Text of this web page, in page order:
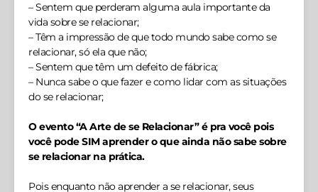
– Sentem que perderam alguma aula importante da
vida sobre se relacionar;
– Têm a impressão de que todo mundo sabe como se
relacionar, só ela que não;
– Sentem que têm um defeito de fábrica;
– Nunca sabe o que fazer e como lidar com as situações
do se relacionar;
O evento “A Arte de se Relacionar” é pra você pois
você pode SIM aprender o que ainda não sabe sobre
se relacionar na prática.
Pois enquanto não aprender a se relacionar, seus